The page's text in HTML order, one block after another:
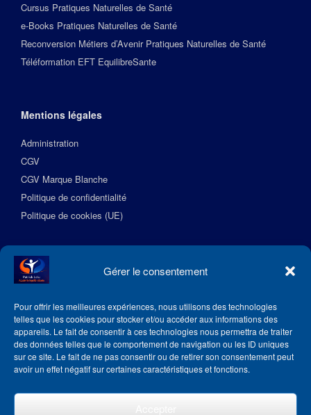
Gérer le consentement
Pour offrir les meilleures expériences, nous utilisons des technologies
telles que les cookies pour stocker et/ou accéder aux informations des
appareils. Le fait de consentir à ces technologies nous permettra de traiter
des données telles que le comportement de navigation ou les ID uniques
sur ce site. Le fait de ne pas consentir ou de retirer son consentement peut
avoir un effet négatif sur certaines caractéristiques et fonctions.
Cursus Pratiques Naturelles de Santé
e-Books Pratiques Naturelles de Santé
Reconversion Métiers d’Avenir Pratiques Naturelles de Santé
Téléformation EFT EquilibreSante
Mentions légales
Administration
CGV
CGV Marque Blanche
Politique de confidentialité
Politique de cookies (UE)
Suivez l’Académie EquilibreSante